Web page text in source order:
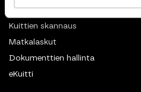
Toiminnot
Kuittien skannaus
Matkalaskut
Dokumenttien hallinta
eKuitti